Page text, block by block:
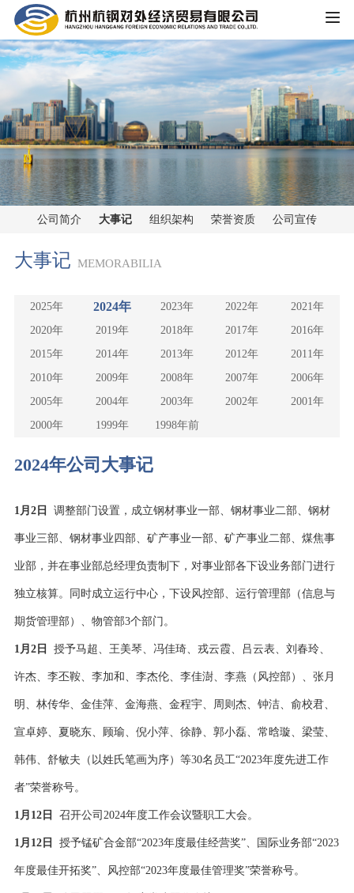
HOME
公司概况
公司简介
大事记
组织架构
荣誉资质
企业文化
主营业务
黑色金属板块
党群工作
公司动态
招贤纳士
联系我们
About Us
公司简介 大事记 组织架构 荣誉资质 公司宣传
大事记 MEMORABILIA
2025年 2024年 2023年 2022年
2021年
2020年
2019年 2018年 2017年
2016年
2015年
2014年 2013年 2012年
2011年
2010年
2009年 2008年 2007年
2006年
2005年
2004年 2003年 2002年
2001年
2000年
1999年 1998年前
2024年公司大事记
1月2日 调整部门设置，成立钢材事业一部、钢材事业二部、钢材
事业三部、钢材事业四部、矿产事业一部、矿产事业二部、煤焦事
业部，并在事业部总经理负责制下，对事业部各下设业务部门进行
独立核算。同时成立运行中心，下设风控部、运行管理部（信息与
期货管理部）、物管部3个部门。
1月2日 授予马超、王美琴、冯佳琦、戎云霞、吕云表、刘春玲、
许杰、李丕鞍、李加和、李杰伦、李佳澍、李燕（风控部）、张月
明、林传华、金佳萍、金海燕、金程宇、周则杰、钟洁、俞校君、
宣卓婷、夏晓东、顾瑜、倪小萍、徐静、郭小磊、常晗璇、梁莹、
韩伟、舒敏夫（以姓氏笔画为序）等30名员工“2023年度先进工作
者”荣誉称号。
1月12日 召开公司2024年度工作会议暨职工大会。
1月12日 授予锰矿合金部“2023年度最佳经营奖”、国际业务部“2023
年度最佳开拓奖”、风控部“2023年度最佳管理奖”荣誉称号。